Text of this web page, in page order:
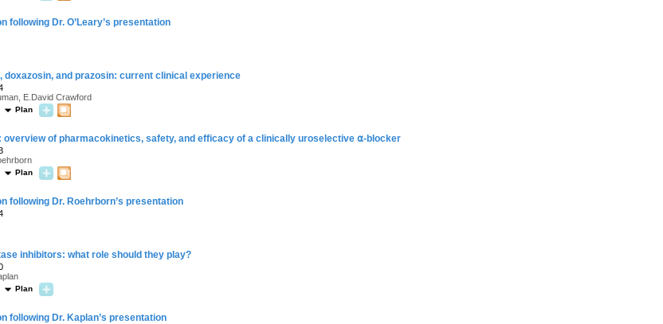
following Dr. O’Leary’s presentation
doxazosin, and prazosin: current clinical experience
E.David Crawford
Plan
overview of pharmacokinetics, safety, and efficacy of a clinically uroselective ⍺-blocker
Plan
following Dr. Roehrborn’s presentation
inhibitors: what role should they play?
Plan
following Dr. Kaplan’s presentation